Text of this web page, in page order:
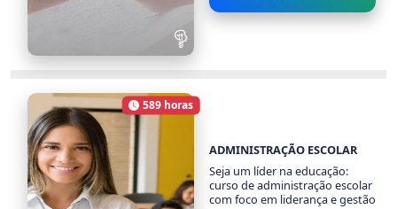
MANICURE
PROFISSIONAL
1625 alunos589 horas
Carga Horária
ADMINISTRAÇÃO ESCOLAR
Seja um líder na educação:
curso de administração escolar
com foco em liderança e gestão